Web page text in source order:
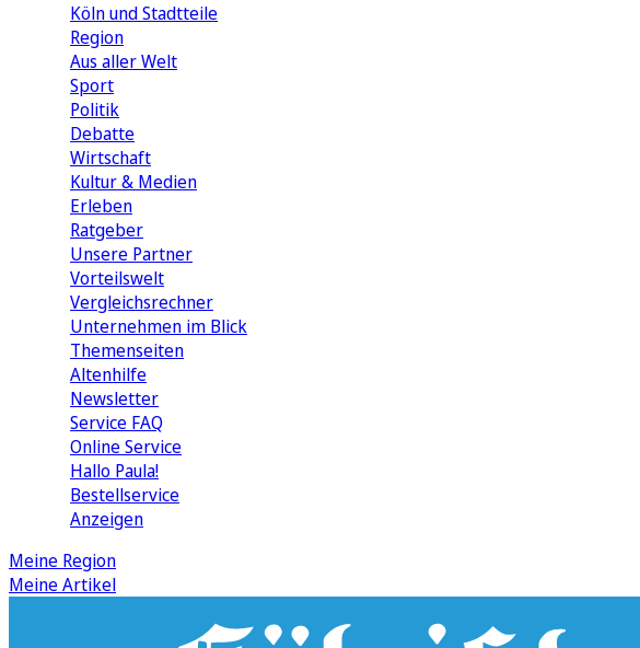
Köln und Stadtteile
Region
Aus aller Welt
Sport
Politik
Debatte
Wirtschaft
Kultur & Medien
Erleben
Ratgeber
Unsere Partner
Vorteilswelt
Vergleichsrechner
Unternehmen im Blick
Themenseiten
Altenhilfe
Newsletter
Service FAQ
Online Service
Hallo Paula!
Bestellservice
Anzeigen
Meine Region
Meine Artikel